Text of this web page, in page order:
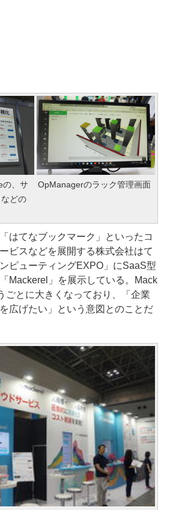
の、サ
どの
OpManagerのラック管理画面
はてなブックマーク」といったコ
ビスなどを展開する株式会社はて
ピューティングEXPO」にSaaS型
Mackerel」を展示している。Mack
ごとに大きくなっており、「企業
広げたい」という意図とのことだ